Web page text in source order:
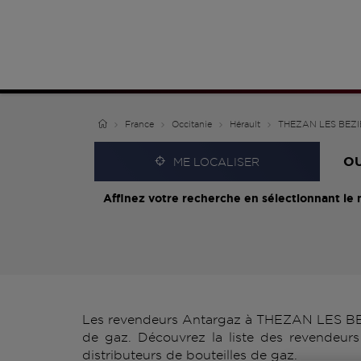
France Occitanie Hérault THEZAN LES
ME LOCALISER
Affinez votre recherche en sélectionnant le
Les revendeurs Antargaz à THEZAN LES
de gaz. Découvrez la liste des
distributeurs de bouteilles de gaz.